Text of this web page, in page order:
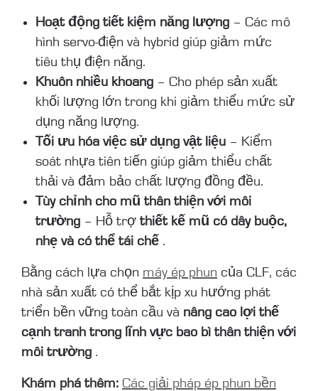
Hoạt động tiết kiệm năng lượng – Các mô
hình servo-điện và hybrid giúp giảm mức
tiêu thụ điện năng.
Khuôn nhiều khoang – Cho phép sản xuất
khối lượng lớn trong khi giảm thiểu mức sử
dụng năng lượng.
Tối ưu hóa việc sử dụng vật liệu – Kiểm
soát nhựa tiên tiến giúp giảm thiểu chất
thải và đảm bảo chất lượng đồng đều.
Tùy chỉnh cho mũ thân thiện với môi
trường – Hỗ trợ thiết kế mũ có dây buộc,
nhẹ và có thể tái chế .
Bằng cách lựa chọn máy ép phun của CLF, các
nhà sản xuất có thể bắt kịp xu hướng phát
triển bền vững toàn cầu và nâng cao lợi thế
cạnh tranh trong lĩnh vực bao bì thân thiện với
môi trường .
Khám phá thêm: Các giải pháp ép phun bền